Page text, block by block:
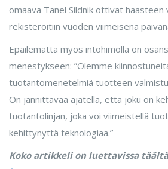
omaava Tanel Sildnik ottivat
rekisteröitiin vuoden viimeisenä
Epäilemättä myös intohimolla on
menestykseen: ”Olemme
tuotantomenetelmiä tuotteen
On jännittävää ajatella, että joku on
tuotantolinjan, joka voi viimeistellä
kehittynyttä teknologiaa.”
Koko artikkeli on luettavissa